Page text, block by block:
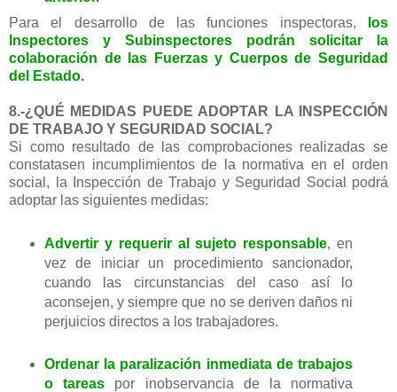
Para el desarrollo de las funciones inspectoras,
los
Inspectores y Subinspectores podrán solicitar la
colaboración de las Fuerzas y Cuerpos de Seguridad
del Estado.
8.-¿QUÉ MEDIDAS PUEDE ADOPTAR LA INSPECCIÓN
DE TRABAJO Y SEGURIDAD SOCIAL?
Si como resultado de las comprobaciones realizadas se
constatasen incumplimientos de la normativa en el orden
social, la Inspección de Trabajo y Seguridad Social podrá
adoptar las siguientes medidas:
Advertir y requerir al sujeto responsable, en
vez de iniciar un procedimiento sancionador,
cuando las circunstancias del caso así lo
aconsejen, y siempre que no se deriven daños ni
perjuicios directos a los trabajadores.
Ordenar la paralización inmediata de trabajos
o tareaspor inobservancia de la normativa